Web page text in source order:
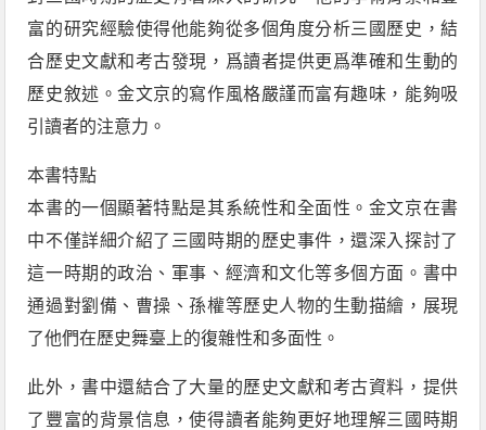
富的研究經驗使得他能夠從多個角度分析三國歷史，結
合歷史文獻和考古發現，爲讀者提供更爲準確和生動的
歷史敘述。金文京的寫作風格嚴謹而富有趣味，能夠吸
引讀者的注意力。
本書特點
本書的一個顯著特點是其系統性和全面性。金文京在書
中不僅詳細介紹了三國時期的歷史事件，還深入探討了
這一時期的政治、軍事、經濟和文化等多個方面。書中
通過對劉備、曹操、孫權等歷史人物的生動描繪，展現
了他們在歷史舞臺上的復雜性和多面性。
此外，書中還結合了大量的歷史文獻和考古資料，提供
了豐富的背景信息，使得讀者能夠更好地理解三國時期